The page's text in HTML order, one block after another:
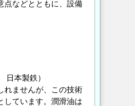
点などとともに、設備
本製鉄）
れませんが、この技術
しています。潤滑油は